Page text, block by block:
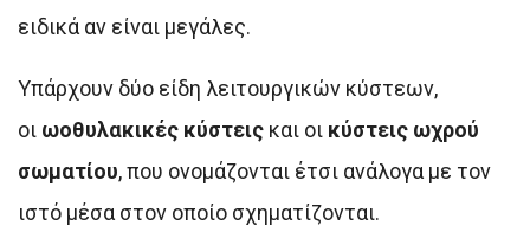
ειδικά αν είναι μεγάλες.
Υπάρχουν δύο είδη λειτουργικών κύστεων,
οι ωοθυλακικές κύστεις και οι κύστεις ωχρού
σωματίου, που ονομάζονται έτσι ανάλογα με τον
ιστό μέσα στον οποίο σχηματίζονται.